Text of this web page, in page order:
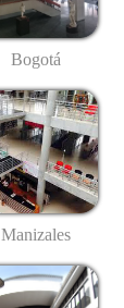
Bogotá
Manizales